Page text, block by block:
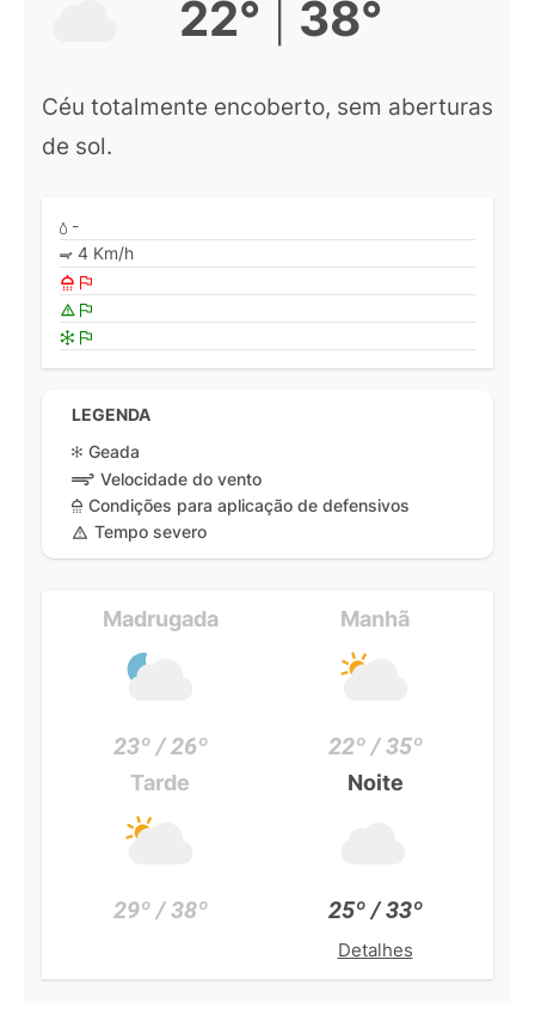
22° 38°
Céu totalmente encoberto, sem aberturas
de sol.
-
4 Km/h
LEGENDA
Geada
Velocidade do vento
Condições para aplicação de defensivos
Tempo severo
Madrugada
23º / 26º
Manhã
22º / 35º
Tarde
29º / 38º
Noite
25º / 33º
Detalhes